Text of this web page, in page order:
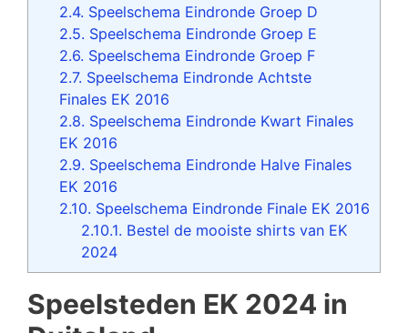
2.4. Speelschema Eindronde Groep D
2.5. Speelschema Eindronde Groep E
2.6. Speelschema Eindronde Groep F
2.7. Speelschema Eindronde Achtste
Finales EK 2016
2.8. Speelschema Eindronde Kwart Finales
EK 2016
2.9. Speelschema Eindronde Halve Finales
EK 2016
2.10. Speelschema Eindronde Finale EK 2016
2.10.1. Bestel de mooiste shirts van EK
2024
Speelsteden EK 2024 in